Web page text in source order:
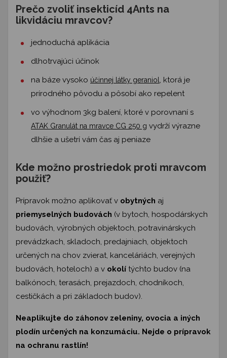
Prečo zvoliť insekticíd 4Ants na
likvidáciu mravcov?
jednoduchá aplikácia
dlhotrvajúci účinok
na báze vysoko účinnej látky geraniol, ktorá je
prírodného pôvodu a pôsobí ako repelent
vo výhodnom 3kg balení, ktoré v porovnaní s
ATAK Granulát na mravce CG 250 g vydrží výrazne
dlhšie a ušetrí vám čas aj peniaze
Kde možno prostriedok proti mravcom
použiť?
Prípravok možno aplikovať v obytných aj
priemyselných budovách (v bytoch, hospodárskych
budovách, výrobných objektoch, potravinárskych
prevádzkach, skladoch, predajniach, objektoch
určených na chov zvierat, kanceláriách, verejných
budovách, hoteloch) a v okolí týchto budov (na
balkónoch, terasách, prejazdoch, chodníkoch,
cestičkách a pri základoch budov).
Neaplikujte do záhonov zeleniny, ovocia a iných
plodín určených na konzumáciu. Nejde o prípravok
na ochranu rastlín!